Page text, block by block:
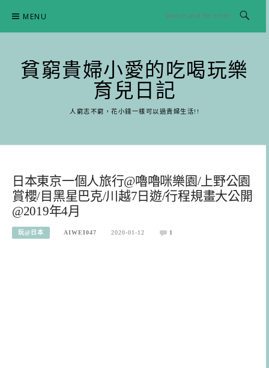
content
MENU
貧窮貴婦小愛的吃喝玩樂
育兒日記
人窮志不窮，花小錢一樣可以過貴婦生活!!
日本東京一個人旅行@嚕嚕咪樂園/上野公園
賞櫻/目黑星巴克/川越7日遊/行程規畫大公開
@2019年4月
玩@日本 AIWEI047 2020-01-12 1